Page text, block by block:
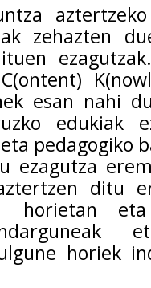
zehazten
esan nahi
edukiak
pedagogiko
ezagutza
ditu
horietan
horiek